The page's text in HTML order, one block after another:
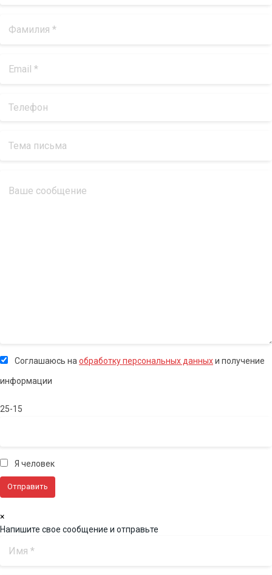
Соглашаюсь на обработку персональных данныхи получение
информации
25-15
Я человек
×
Напишите свое сообщение и отправьте